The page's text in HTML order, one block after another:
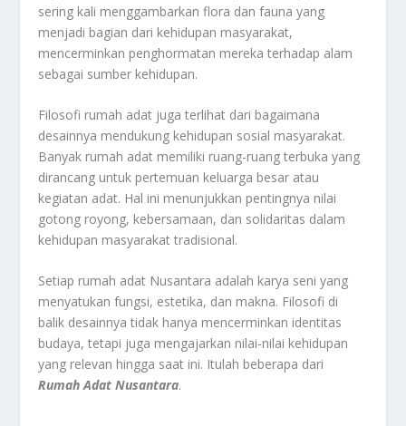
sering kali menggambarkan flora dan fauna yang
menjadi bagian dari kehidupan masyarakat,
mencerminkan penghormatan mereka terhadap alam
sebagai sumber kehidupan.
Filosofi rumah adat juga terlihat dari bagaimana
desainnya mendukung kehidupan sosial masyarakat.
Banyak rumah adat memiliki ruang-ruang terbuka yang
dirancang untuk pertemuan keluarga besar atau
kegiatan adat. Hal ini menunjukkan pentingnya nilai
gotong royong, kebersamaan, dan solidaritas dalam
kehidupan masyarakat tradisional.
Setiap rumah adat Nusantara adalah karya seni yang
menyatukan fungsi, estetika, dan makna. Filosofi di
balik desainnya tidak hanya mencerminkan identitas
budaya, tetapi juga mengajarkan nilai-nilai kehidupan
yang relevan hingga saat ini. Itulah beberapa dari
Rumah Adat Nusantara.